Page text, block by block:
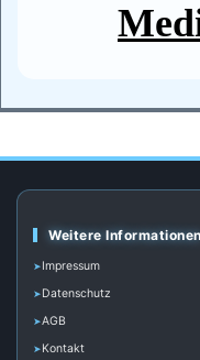
Weitere Informationen
Impressum
Datenschutz
AGB
Kontakt